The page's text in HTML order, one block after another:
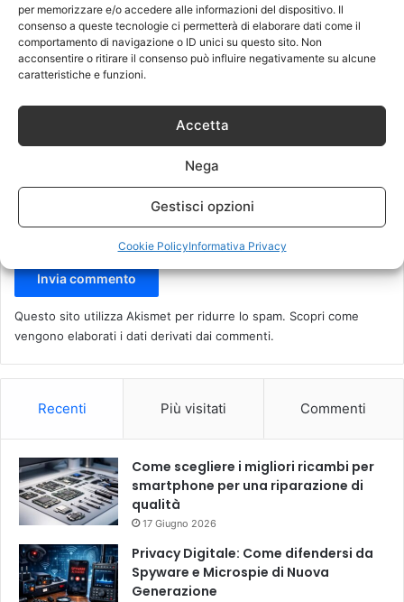
per memorizzare e/o accedere alle informazioni del dispositivo. Il
consenso a queste tecnologie ci permetterà di elaborare dati come il
comportamento di navigazione o ID unici su questo sito. Non
acconsentire o ritirare il consenso può influire negativamente su alcune
caratteristiche e funzioni.
Accetta
Nega
Gestisci opzioni
Cookie PolicyInformativa Privacy
o
*
Nome*
Sito web
Questo sito utilizza Akismet per ridurre lo spam. Scopri come
vengono elaborati i dati derivati dai commenti.
Recenti Più visitati Commenti
Come scegliere i migliori ricambi per
smartphone per una riparazione di
qualità
17 Giugno 2026
Privacy Digitale: Come difendersi da
Spyware e Microspie di Nuova
Generazione